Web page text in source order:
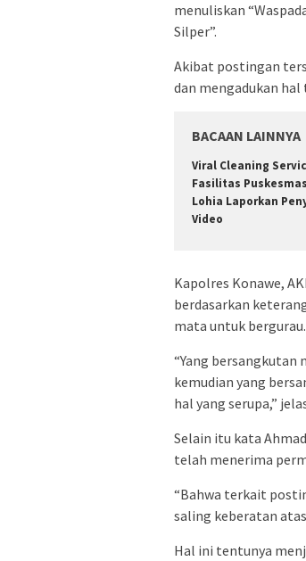
menuliskan
Silper”.
Akibat postingan
dan mengadukan
BACAAN LAINNYA
Viral Cleaning
Fasilitas
Lohia Laporkan
Video
Kapolres Konawe,
berdasarkan
mata untuk bergurau.
“Yang bersangkutan
kemudian yang
hal yang serupa,”
Selain itu kata
telah menerima
“Bahwa terkait
saling keberatan
Hal ini tentunya